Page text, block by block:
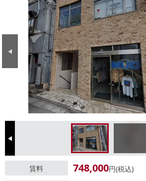
Previous
Previous
賃料 748,000円(税込)